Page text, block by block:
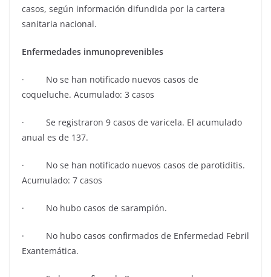
casos, según información difundida por la cartera
sanitaria nacional.
Enfermedades inmunoprevenibles
· No se han notificado nuevos casos de
coqueluche. Acumulado: 3 casos
· Se registraron 9 casos de varicela. El acumulado
anual es de 137.
· No se han notificado nuevos casos de parotiditis.
Acumulado: 7 casos
· No hubo casos de sarampión.
· No hubo casos confirmados de Enfermedad Febril
Exantemática.